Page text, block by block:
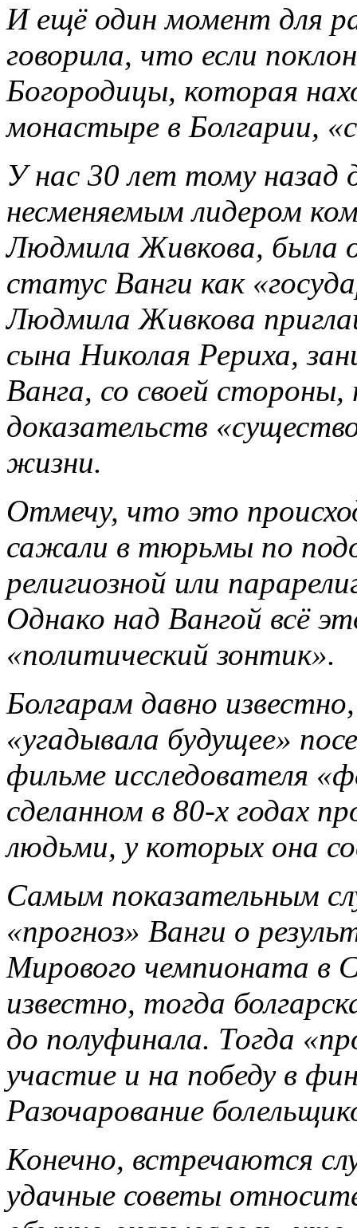
И ещё один момент для
говорила, что если
Богородицы, которая
монастыре в Болгарии,
У нас 30 лет тому назад
несменяемым лидером
Людмила Живкова, была
статус Ванги как
Людмила Живкова
сына Николая Рериха,
Ванга, со своей стороны,
доказательств
жизни.
Отмечу, что это
сажали в тюрьмы по
религиозной или
Однако над Вангой всё
«политический зонтик».
Болгарам давно
«угадывала будущее»
фильме исследователя
сделанном в 80-х годах
людьми, у которых она
Самым показательным
«прогноз» Ванги о
Мирового чемпионата в
известно, тогда
до полуфинала. Тогда
участие и на победу в
Разочарование
Конечно, встречаются
удачные советы